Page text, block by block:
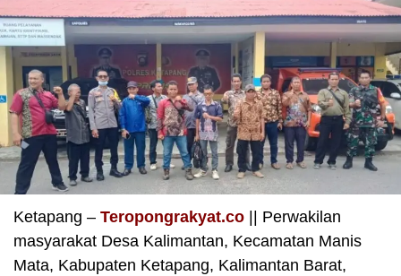
Ketapang – Teropongrakyat.co
|| Perwakilan
masyarakat Desa Kalimantan, Kecamatan Manis
Mata, Kabupaten Ketapang, Kalimantan Barat,